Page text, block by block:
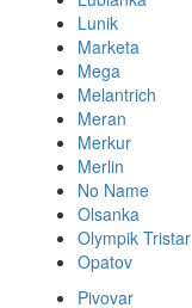
Lunik
Marketa
Mega
Melantrich
Meran
Merkur
Merlin
No Name
Olsanka
Olympik Tristar
Opatov
Pivovar